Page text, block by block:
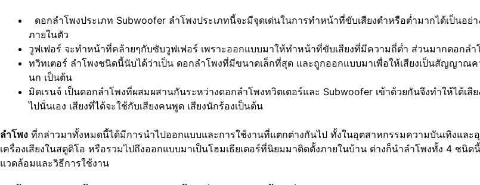
ดอกลำโพงประเภท Subwoofer ลำโพงประเภทนี้จะมีจุดเด่นในการทำหน้าที่ขับเสียงตำหรือต่ำมากได้เป็น
ภายในตัว
วูฟเฟอร์ จะทำหน้าที่คล้ายๆกับซับวูฟเฟอร์ เพราะออกแบบมาให้ทำหน้าที่ขับเสียงที่มีความถี่ต่ำ ส่วนมากดอกล
ทวิทเตอร์ ลำโพงชนิดนี้นับได้ว่าเป็น ดอกลำโพงที่มีขนาดเล็กที่สุด และถูกออกแบบมาเพื่อให้เสียงเป็นสัญญาณ
นก เป็นต้น
มิดเรนจ์ เป็นดอกลำโพงที่ผสมผสานกันระหว่างดอกลำโพงทวิตเตอร์และ Subwoofer เข้าด้วยกันจึงทำให้ได้เ
ไปนั่นเอง เสียงที่ได้จะใช้กับเสียงคนพูด เสียงนักร้องเป็นต้น
ลำโพง ที่กล่าวมาทั้งหมดนี้ได้มีการนำไปออกแบบและการใช้งานที่แตกต่างกันไป ทั้งในอุตสาหกรรมความบันเทิงและอุ
เครื่องเสียงในสตูดิโอ หรือรวมไปถึงออกแบบมาเป็นโฮมเธียเตอร์ที่นิยมมาติดตั้งภายในบ้าน ต่างก็นำลำโพงทั้ง 4 ช
แวดล้อมและวิธีการใช้งาน